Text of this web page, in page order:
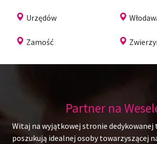
Urzędów
Zamość
Partner na
Witaj na wyjątkowej stronie
poszukują idealnej osoby towarzyszącej